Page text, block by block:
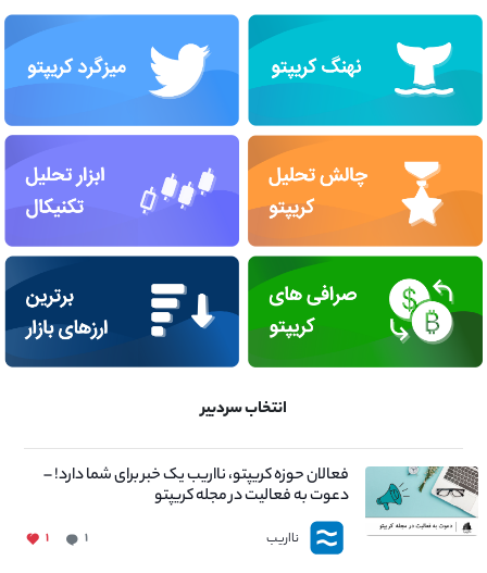
انتخاب سردبیر
فعالان حوزه کریپتو، نااریب یک خبر برای شما دارد! –
دعوت به فعالیت در مجله کریپتو
نااریب ۱ ۱